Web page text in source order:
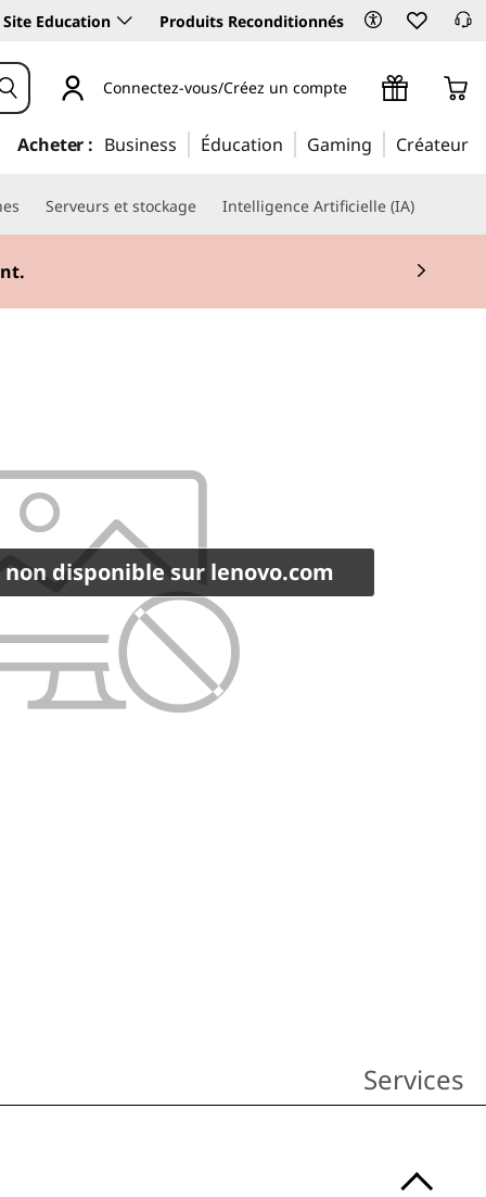
Education Produits Reconditionnés
Connectez-vous/Créez un compte
Acheter : Business Éducation Gaming Créateur
Serveurs et stockage Intelligence Artificielle (IA)
disponible sur lenovo.com
Services